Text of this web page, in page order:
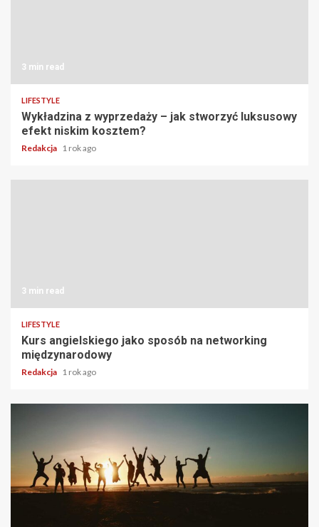
3 min read
LIFESTYLE
Wykładzina z wyprzedaży – jak stworzyć luksusowy
efekt niskim kosztem?
Redakcja 1 rok ago
3 min read
LIFESTYLE
Kurs angielskiego jako sposób na networking
międzynarodowy
Redakcja 1 rok ago